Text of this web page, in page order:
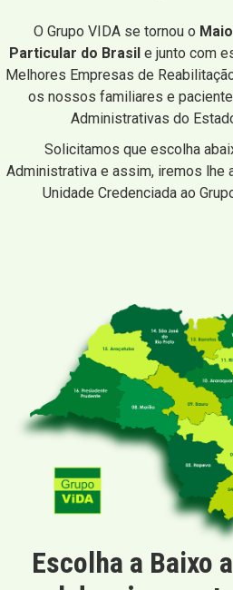
O Grupo VIDA se tornou o
Particular do Brasil e junto com
Melhores Empresas de
os nossos familiares e
Administrativas do
Solicitamos que escolha
Administrativa e assim, iremos lhe
Unidade Credenciada ao
Escolha a Baixo